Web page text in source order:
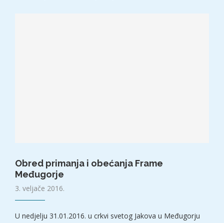
Obred primanja i obećanja Frame
Međugorje
3. veljače 2016.
U nedjelju 31.01.2016. u crkvi svetog Jakova u Međugorju